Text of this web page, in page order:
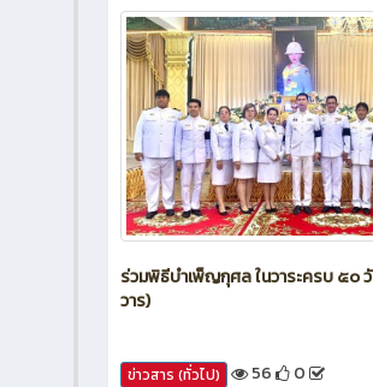
ร่วมพิธีบำเพ็ญกุศล ในวาระครบ ๕
วาร)
ข่าวสาร (ทั่วไป) 56 0